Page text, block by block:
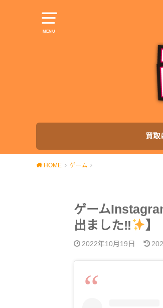
MENU
買取
HOME ゲーム
ゲーム
出ました‼︎
】
2022年10月19日